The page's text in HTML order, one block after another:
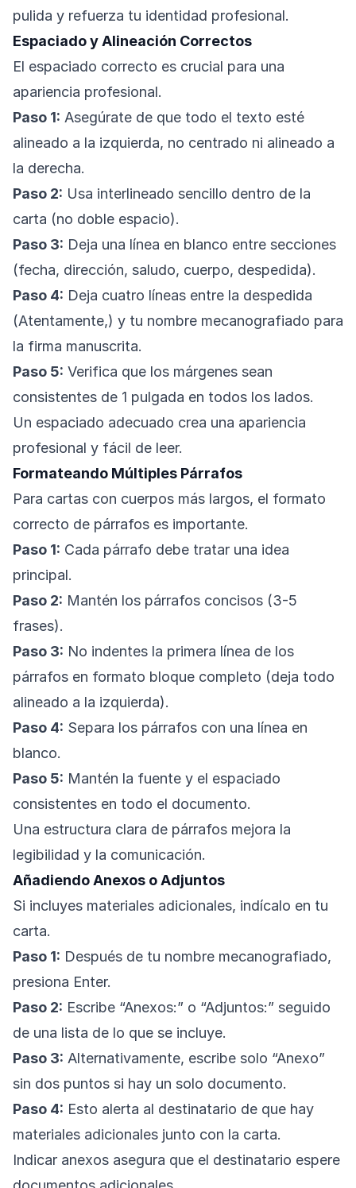
pulida y refuerza tu identidad profesional.
Espaciado y Alineación Correctos
El espaciado correcto es crucial para una
apariencia profesional.
Paso 1: Asegúrate de que todo el texto esté
alineado a la izquierda, no centrado ni alineado a
la derecha.
Paso 2: Usa interlineado sencillo dentro de la
carta (no doble espacio).
Paso 3: Deja una línea en blanco entre secciones
(fecha, dirección, saludo, cuerpo, despedida).
Paso 4: Deja cuatro líneas entre la despedida
(Atentamente,) y tu nombre mecanografiado para
la firma manuscrita.
Paso 5: Verifica que los márgenes sean
consistentes de 1 pulgada en todos los lados.
Un espaciado adecuado crea una apariencia
profesional y fácil de leer.
Formateando Múltiples Párrafos
Para cartas con cuerpos más largos, el formato
correcto de párrafos es importante.
Paso 1: Cada párrafo debe tratar una idea
principal.
Paso 2: Mantén los párrafos concisos (3-5
frases).
Paso 3: No indentes la primera línea de los
párrafos en formato bloque completo (deja todo
alineado a la izquierda).
Paso 4: Separa los párrafos con una línea en
blanco.
Paso 5: Mantén la fuente y el espaciado
consistentes en todo el documento.
Una estructura clara de párrafos mejora la
legibilidad y la comunicación.
Añadiendo Anexos o Adjuntos
Si incluyes materiales adicionales, indícalo en tu
carta.
Paso 1: Después de tu nombre mecanografiado,
presiona Enter.
Paso 2: Escribe “Anexos:” o “Adjuntos:” seguido
de una lista de lo que se incluye.
Paso 3: Alternativamente, escribe solo “Anexo”
sin dos puntos si hay un solo documento.
Paso 4: Esto alerta al destinatario de que hay
materiales adicionales junto con la carta.
Indicar anexos asegura que el destinatario espere